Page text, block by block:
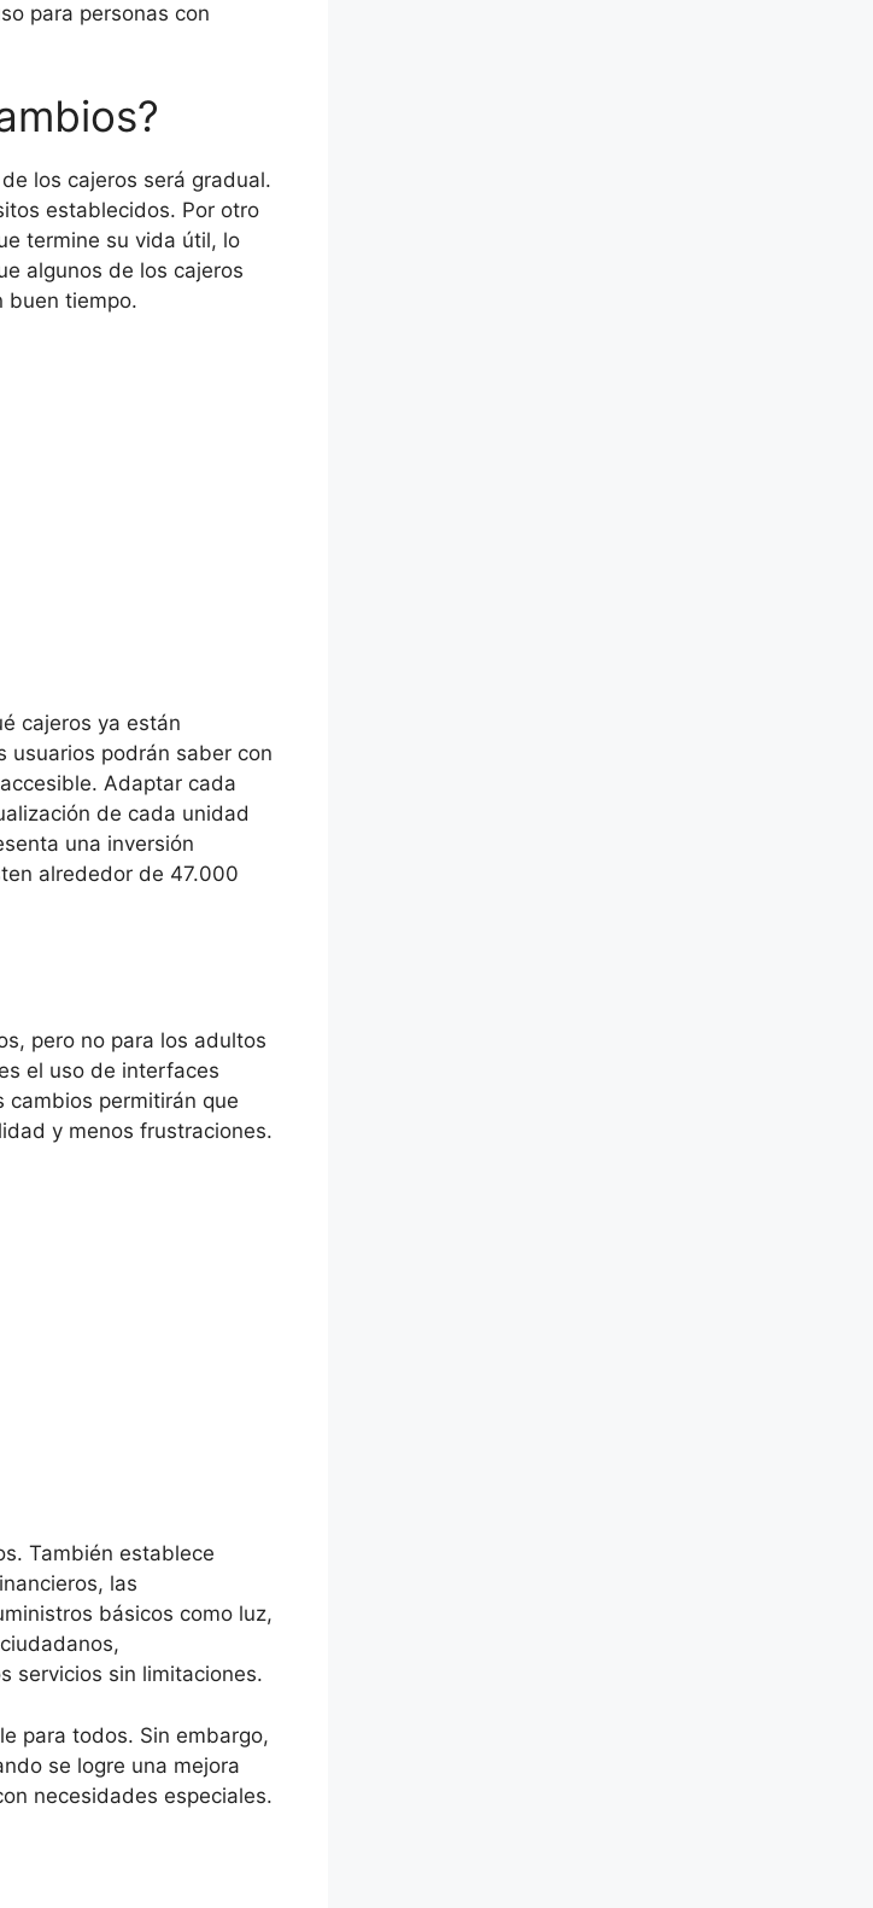
para personas con
los cajeros será gradual.
establecidos. Por otro
termine su vida útil, lo
algunos de los cajeros
buen tiempo.
cajeros ya están
usuarios podrán saber con
Adaptar cada
de cada unidad
una inversión
alrededor de 47.000
pero no para los adultos
el uso de interfaces
cambios permitirán que
y menos frustraciones.
También establece
las
básicos como luz,
servicios sin limitaciones.
para todos. Sin embargo,
se logre una mejora
necesidades especiales.